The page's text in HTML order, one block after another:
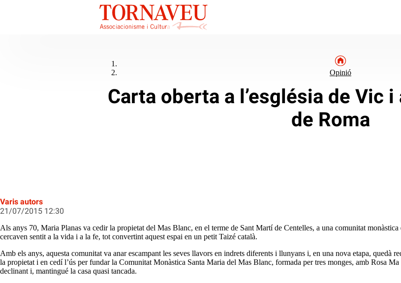
Opinió
Carta oberta a l’església de Vic
de Roma
Varis autors
21/07/2015 12:30
Als anys 70, Maria Planas va cedir la propietat del Mas Blanc, en el terme de Sant Martí de Centelles, a una comunitat monàstica
cercaven sentit a la vida i a la fe, tot convertint aquest espai en un petit Taizé català.
Amb els anys, aquesta comunitat va anar escampant les seves llavors en indrets diferents i llunyans i, en una nova etapa,
la propietat i en cedí l’ús per fundar la Comunitat Monàstica Santa Maria del Mas Blanc, formada per tres monges, amb Rosa
declinant i, mantingué la casa quasi tancada.